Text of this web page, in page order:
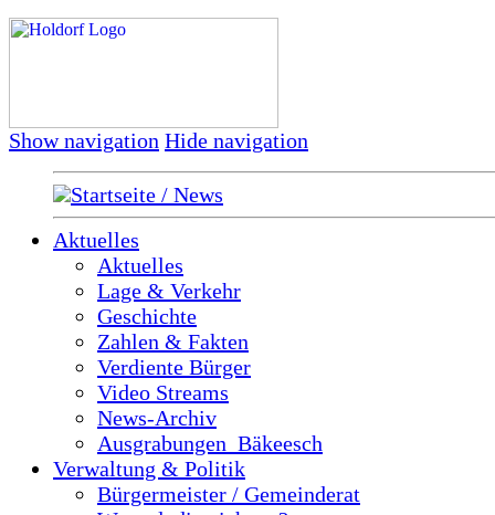
Show navigation Hide navigation
Startseite / News
Aktuelles
Aktuelles
Lage & Verkehr
Geschichte
Zahlen & Fakten
Verdiente Bürger
Video Streams
News-Archiv
Ausgrabungen_Bäkeesch
Verwaltung & Politik
Bürgermeister / Gemeinderat